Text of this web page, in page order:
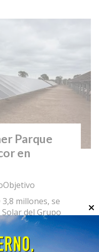
Parque
en
millones, se
del Grupo
Recreo, en la
hasta un
la planta.